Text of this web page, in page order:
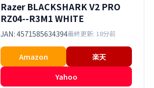
Razer BLACKSHARK V2 PRO
RZ04--R3M1 WHITE
JAN: 4571585634394最終更新: 18分前
Amazon
楽天
Yahoo